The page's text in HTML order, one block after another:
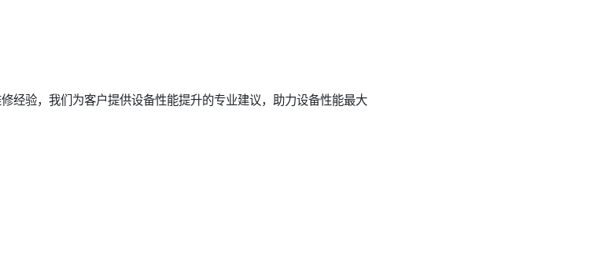
经验，我们为客户提供设备性能提升的专业建议，助力设备性能最大